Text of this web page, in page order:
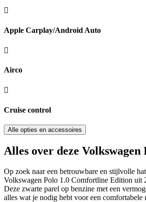
Apple Carplay/Android Auto
Airco
Cruise control
Alle opties en accessoires
Alles over deze Volkswagen
Op zoek naar een betrouwbare en stijlvolle
Volkswagen Polo 1.0 Comfortline Edition uit
Deze zwarte parel op benzine met een
alles wat je nodig hebt voor een comfortabele